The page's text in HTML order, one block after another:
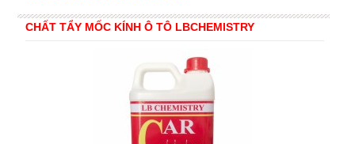
CHẤT TẨY MỐC KÍNH Ô TÔ LBCHEMISTRY